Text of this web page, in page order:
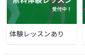
体験レッスンあり